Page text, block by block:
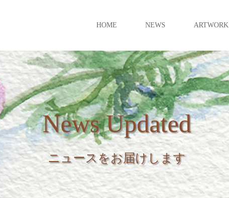
HOME NEWS ARTWORK
News Updated
ニュースをお届けします